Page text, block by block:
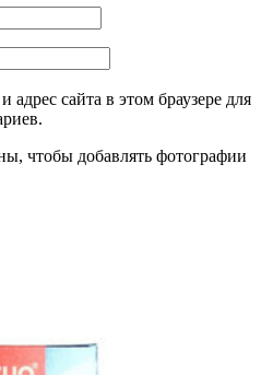
сайта в этом браузере для
чтобы добавлять фотографии